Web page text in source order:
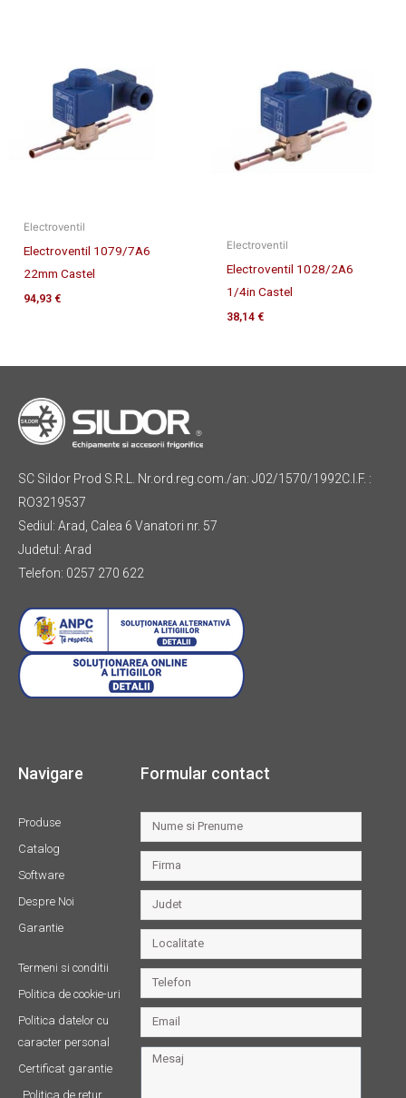
Electroventil
Electroventil 1079/7A6
22mm Castel
94,93 €
Electroventil
Electroventil 1028/2A6
1/4in Castel
38,14 €
SC Sildor Prod S.R.L. Nr.ord.reg.com./an: J02/1570/1992C.I.F. :
RO3219537
Sediul: Arad, Calea 6 Vanatori nr. 57
Judetul: Arad
Telefon: 0257 270 622
Navigare
Produse
Catalog
Software
Despre Noi
Garantie
Termeni si conditii
Politica de cookie-uri
Politica datelor cu
caracter personal
Certificat garantie
Politica de retur
Formular contact